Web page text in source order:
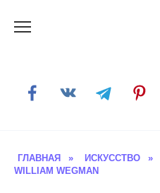
ГЛАВНАЯ » ИСКУССТВО »
WILLIAM WEGMAN